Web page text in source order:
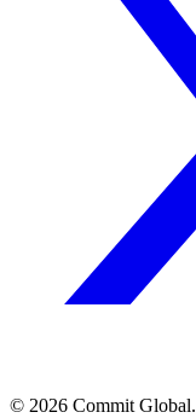
© 2026 Commit Global.